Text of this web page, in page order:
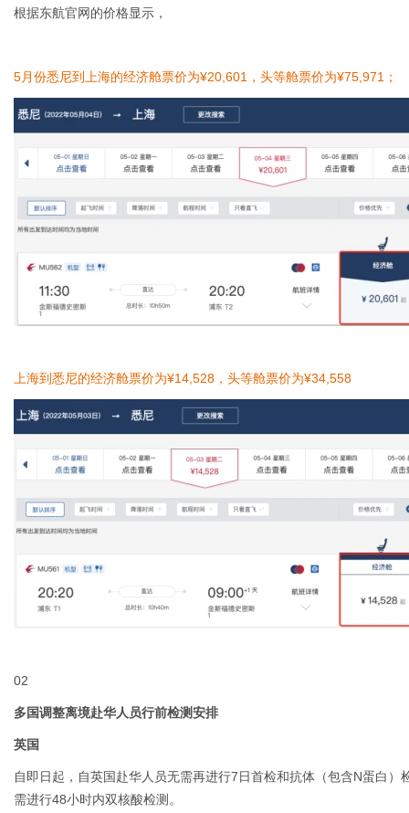
根据东航官网的价格显示，
5月份悉尼到上海的经济舱票价为¥20,601，头等舱票价为¥75,971；
上海到悉尼的经济舱票价为¥14,528，头等舱票价为¥34,558
02
多国调整离境赴华人员行前检测安排
英国
自即日起，自英国赴华人员无需再进行7日首检和抗体（包含N蛋白
需进行48小时内双核酸检测。